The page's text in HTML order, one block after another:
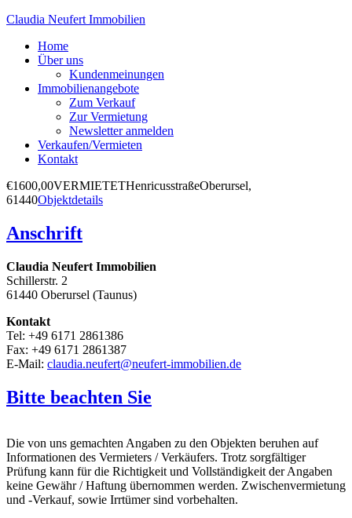
Claudia Neufert Immobilien
Home
Über uns
Kundenmeinungen
Immobilienangebote
Zum Verkauf
Zur Vermietung
Newsletter anmelden
Verkaufen/Vermieten
Kontakt
€1600,00VERMIETETHenricusstraßeOberursel,
61440Objektdetails
Anschrift
Claudia Neufert Immobilien
Schillerstr. 2
61440 Oberursel (Taunus)
Kontakt
Tel: +49 6171 2861386
Fax: +49 6171 2861387
E-Mail: claudia.neufert@neufert-immobilien.de
Bitte beachten Sie
Die von uns gemachten Angaben zu den Objekten beruhen auf
Informationen des Vermieters / Verkäufers. Trotz sorgfältiger
Prüfung kann für die Richtigkeit und Vollständigkeit der Angaben
keine Gewähr / Haftung übernommen werden. Zwischenvermietung
und -Verkauf, sowie Irrtümer sind vorbehalten.